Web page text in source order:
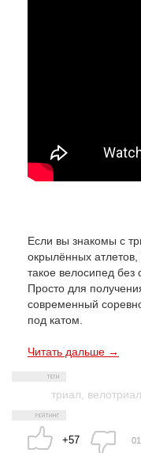
Если вы знакомы с
окрылённых
такое велосипед без
Просто для
современный
под катом.
Читать дальше →
триал велотриал
+57